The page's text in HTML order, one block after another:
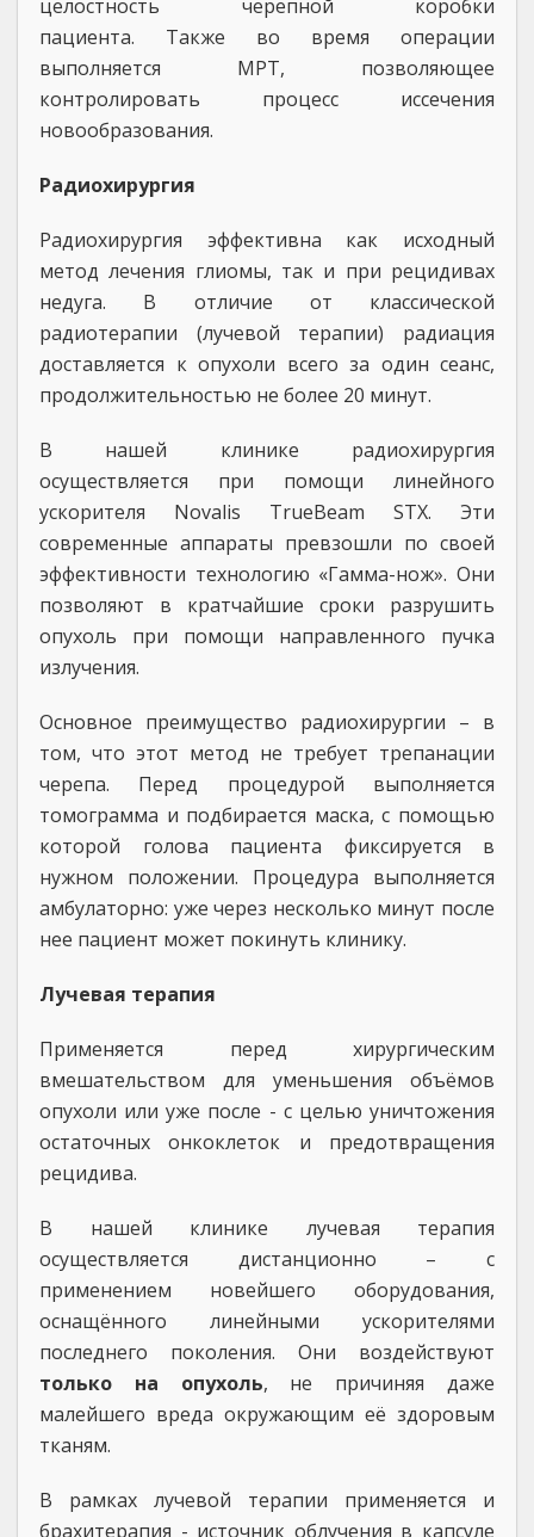
целостность черепной коробки
пациента. Также во время операции
выполняется МРТ, позволяющее
контролировать процесс иссечения
новообразования.
Радиохирургия
Радиохирургия эффективна как исходный
метод лечения глиомы, так и при рецидивах
недуга. В отличие от классической
радиотерапии (лучевой терапии) радиация
доставляется к опухоли всего за один сеанс,
продолжительностью не более 20 минут.
В нашей клинике радиохирургия
осуществляется при помощи линейного
ускорителя Novalis TrueBeam STX. Эти
современные аппараты превзошли по своей
эффективности технологию «Гамма-нож». Они
позволяют в кратчайшие сроки разрушить
опухоль при помощи направленного пучка
излучения.
Основное преимущество радиохирургии – в
том, что этот метод не требует трепанации
черепа. Перед процедурой выполняется
томограмма и подбирается маска, с помощью
которой голова пациента фиксируется в
нужном положении. Процедура выполняется
амбулаторно: уже через несколько минут после
нее пациент может покинуть клинику.
Лучевая терапия
Применяется перед хирургическим
вмешательством для уменьшения объёмов
опухоли или уже после - с целью уничтожения
остаточных онкоклеток и предотвращения
рецидива.
В нашей клинике лучевая терапия
осуществляется дистанционно – с
применением новейшего оборудования,
оснащённого линейными ускорителями
последнего поколения. Они воздействуют
только на опухоль, не причиняя даже
малейшего вреда окружающим её здоровым
тканям.
В рамках лучевой терапии применяется и
брахитерапия - источник облучения в капсуле